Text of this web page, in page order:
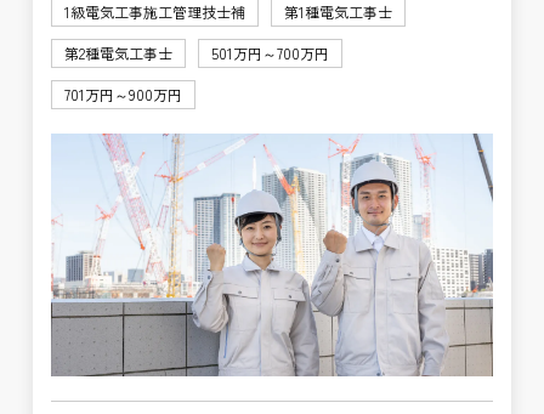
1級電気工事施工管理技士補
第1種電気工事士
第2種電気工事士
501万円～700万円
701万円～900万円